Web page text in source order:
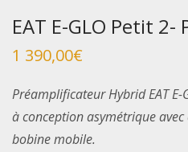
EAT E-GLO Petit
1 390,00€
Préamplificateur Hybrid EAT
à conception asymétrique
bobine mobile.